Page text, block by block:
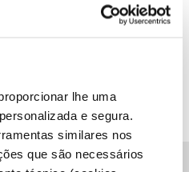
lhe uma
e segura.
similares nos
que são necessários
informação relevante. Marque
"Like" nos melhores comentários.
da opção "Seguir", para estar